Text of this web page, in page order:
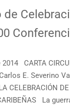
de
CARTA
E. Severino
CELEBRACIÓN
La